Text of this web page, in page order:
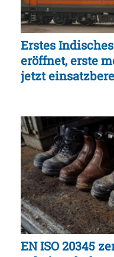
Erstes
eröffnet, erste
jetzt
EN ISO 20345